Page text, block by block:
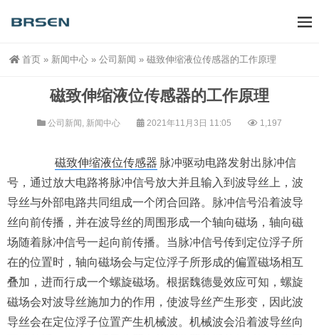
首页 » 新闻中心 » 公司新闻 » 磁致伸缩液位传感器的工作原理
磁致伸缩液位传感器的工作原理
公司新闻 , 新闻中心 2021年11月3日 11:05 1,197
磁致伸缩液位传感器 脉冲驱动电路发射出脉冲信
号，通过放大电路将脉冲信号放大并且输入到波导丝上，波
导丝与外部电路共同组成一个闭合回路。脉冲信号沿着波导
丝向前传播，并在波导丝的周围形成一个轴向磁场，轴向磁
场随着脉冲信号一起向前传播。当脉冲信号传到定位浮子所
在的位置时，轴向磁场会与定位浮子所形成的偏置磁场相互
叠加，进而行成一个螺旋磁场。根据魏德曼效应可知，螺旋
磁场会对波导丝施加力的作用，使波导丝产生形变，因此波
导丝会在定位浮子位置产生机械波。机械波会沿着波导丝向